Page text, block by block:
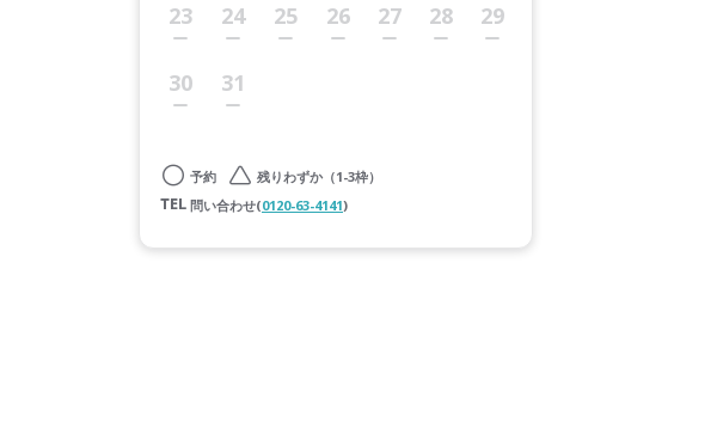
23 24 25 26 27 28 29
30 31
予約
残りわずか（1-3枠）
問い合わせ(0120-63-4141)